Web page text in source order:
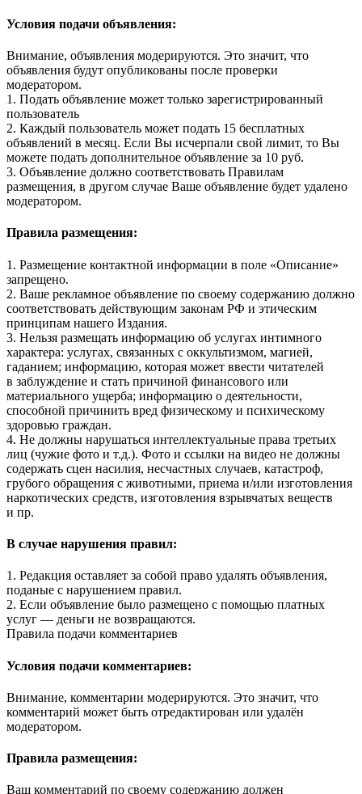
Условия подачи объявления:
Внимание, объявления модерируются. Это значит, что
объявления будут опубликованы после проверки
модератором.
1. Подать объявление может только зарегистрированный
пользователь
2. Каждый пользователь может подать 15 бесплатных
объявлений в месяц. Если Вы исчерпали свой лимит, то Вы
можете подать дополнительное объявление за 10 руб.
3. Объявление должно соответствовать Правилам
размещения, в другом случае Ваше объявление будет удалено
модератором.
Правила размещения:
1. Размещение контактной информации в поле «Описание»
запрещено.
2. Ваше рекламное объявление по своему содержанию должно
соответствовать действующим законам РФ и этическим
принципам нашего Издания.
3. Нельзя размещать информацию об услугах интимного
характера: услугах, связанных с оккультизмом, магией,
гаданием; информацию, которая может ввести читателей
в заблуждение и стать причиной финансового или
материального ущерба; информацию о деятельности,
способной причинить вред физическому и психическому
здоровью граждан.
4. Не должны нарушаться интеллектуальные права третьих
лиц (чужие фото и т.д.). Фото и ссылки на видео не должны
содержать сцен насилия, несчастных случаев, катастроф,
грубого обращения с животными, приема и/или изготовления
наркотических средств, изготовления взрывчатых веществ
и пр.
В случае нарушения правил:
1. Редакция оставляет за собой право удалять объявления,
поданые с нарушением правил.
2. Если объявление было размещено с помощью платных
услуг — деньги не возвращаются.
Правила подачи комментариев
Условия подачи комментариев:
Внимание, комментарии модерируются. Это значит, что
комментарий может быть отредактирован или удалён
модератором.
Правила размещения:
Ваш комментарий по своему содержанию должен